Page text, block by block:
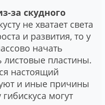
за скудного
не хватает света
и развития, то у
начать
листовые пластины.
настоящий
и иные причины
могут